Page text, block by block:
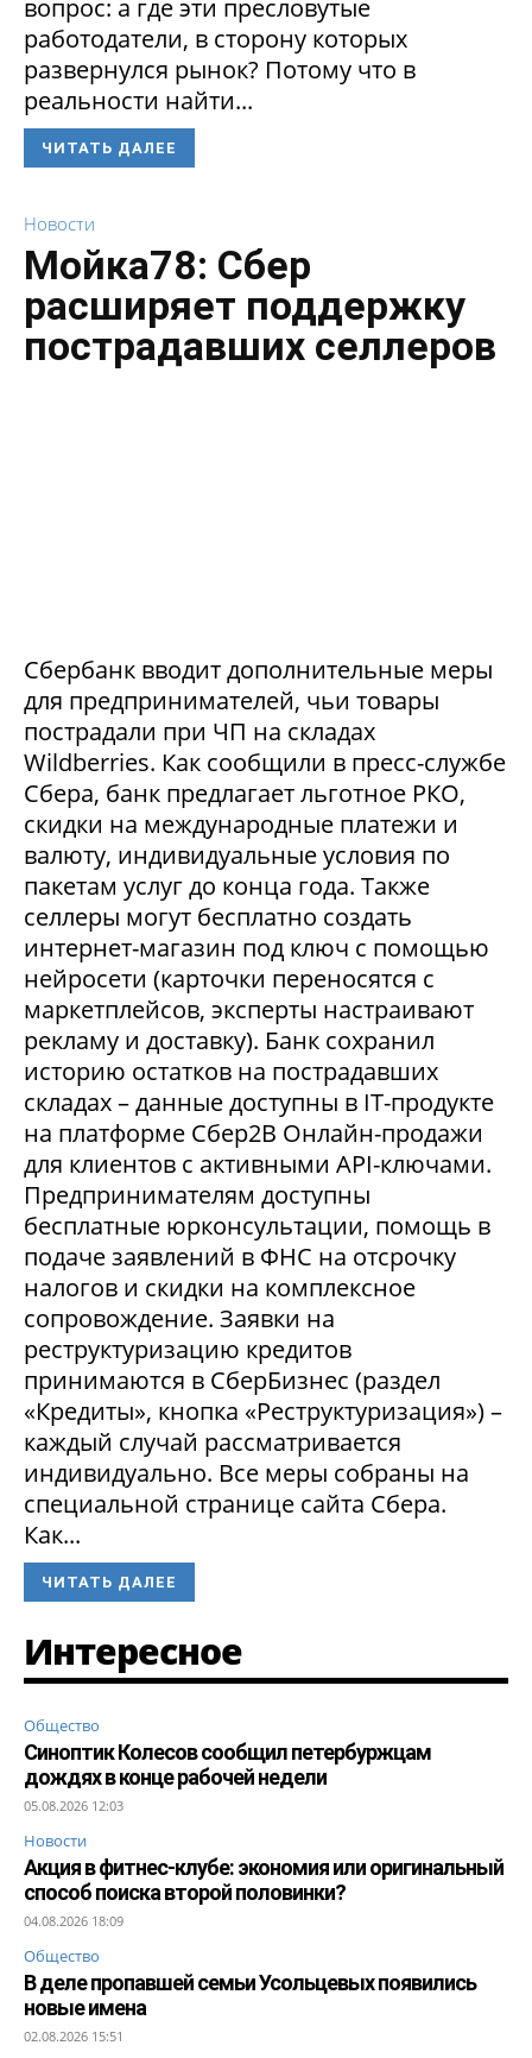
вопрос: а где эти пресловутые
работодатели, в сторону которых
развернулся рынок? Потому что в
реальности найти...
ЧИТАТЬ ДАЛЕЕ
Новости
Мойка78: Сбер
расширяет поддержку
пострадавших селлеров
Сбербанк вводит дополнительные меры
для предпринимателей, чьи товары
пострадали при ЧП на складах
Wildberries. Как сообщили в пресс-службе
Сбера, банк предлагает льготное РКО,
скидки на международные платежи и
валюту, индивидуальные условия по
пакетам услуг до конца года. Также
селлеры могут бесплатно создать
интернет-магазин под ключ с помощью
нейросети (карточки переносятся с
маркетплейсов, эксперты настраивают
рекламу и доставку). Банк сохранил
историю остатков на пострадавших
складах – данные доступны в IT-продукте
на платформе Сбер2В Онлайн-продажи
для клиентов с активными API-ключами.
Предпринимателям доступны
бесплатные юрконсультации, помощь в
подаче заявлений в ФНС на отсрочку
налогов и скидки на комплексное
сопровождение. Заявки на
реструктуризацию кредитов
принимаются в СберБизнес (раздел
«Кредиты», кнопка «Реструктуризация») –
каждый случай рассматривается
индивидуально. Все меры собраны на
специальной странице сайта Сбера.
Как...
ЧИТАТЬ ДАЛЕЕ
Интересное
Общество
Синоптик Колесов сообщил петербуржцам
дождях в конце рабочей недели
05.08.2026 12:03
Новости
Акция в фитнес-клубе: экономия или оригинальный
способ поиска второй половинки?
04.08.2026 18:09
Общество
В деле пропавшей семьи Усольцевых появились
новые имена
02.08.2026 15:51